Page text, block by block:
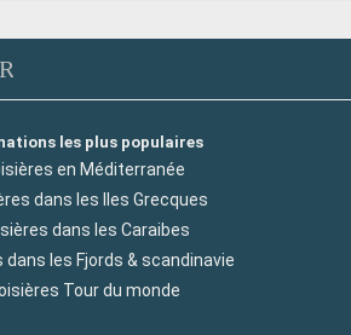
les plus populaires
en Méditerranée
dans les Iles Grecques
dans les Caraibes
dans les Fjords & scandinavie
Tour du monde